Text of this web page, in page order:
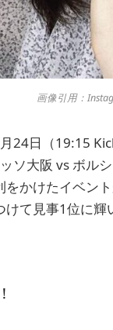
画像引用：
24日（19:15
ソ大阪 vs ボル
かけたイベン
て見事1位に輝